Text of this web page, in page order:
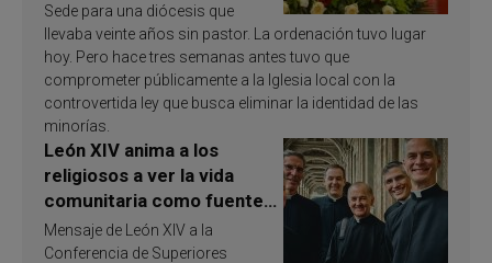
Sede para una diócesis que
llevaba veinte años sin pastor. La ordenación tuvo lugar
hoy. Pero hace tres semanas antes tuvo que
comprometer públicamente a la Iglesia local con la
controvertida ley que busca eliminar la identidad de las
minorías.
León XIV anima a los
religiosos a ver la vida
comunitaria como fuente
de inspiración y
santificación
Mensaje de León XIV a la
Conferencia de Superiores